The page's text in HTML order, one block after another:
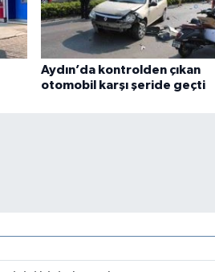
Aydın’da kontrolden çıkan
otomobil karşı şeride geçti